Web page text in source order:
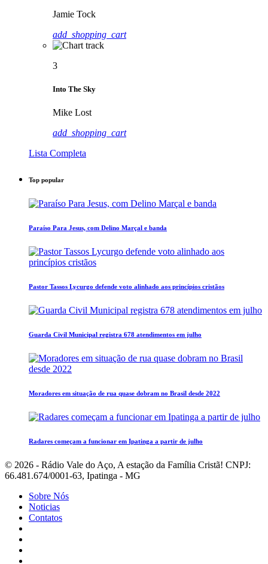
Jamie Tock
add_shopping_cart
3
Into The Sky
Mike Lost
add_shopping_cart
Lista Completa
Top popular
Paraíso Para Jesus, com Delino Marçal e banda
Pastor Tassos Lycurgo defende voto alinhado aos princípios cristãos
Guarda Civil Municipal registra 678 atendimentos em julho
Moradores em situação de rua quase dobram no Brasil desde 2022
Radares começam a funcionar em Ipatinga a partir de julho
© 2026 - Rádio Vale do Aço, A estação da Família Cristã! CNPJ:
66.481.674/0001-63, Ipatinga - MG
Sobre Nós
Noticias
Contatos